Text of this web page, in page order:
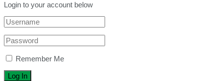
Login to your account below
Remember Me